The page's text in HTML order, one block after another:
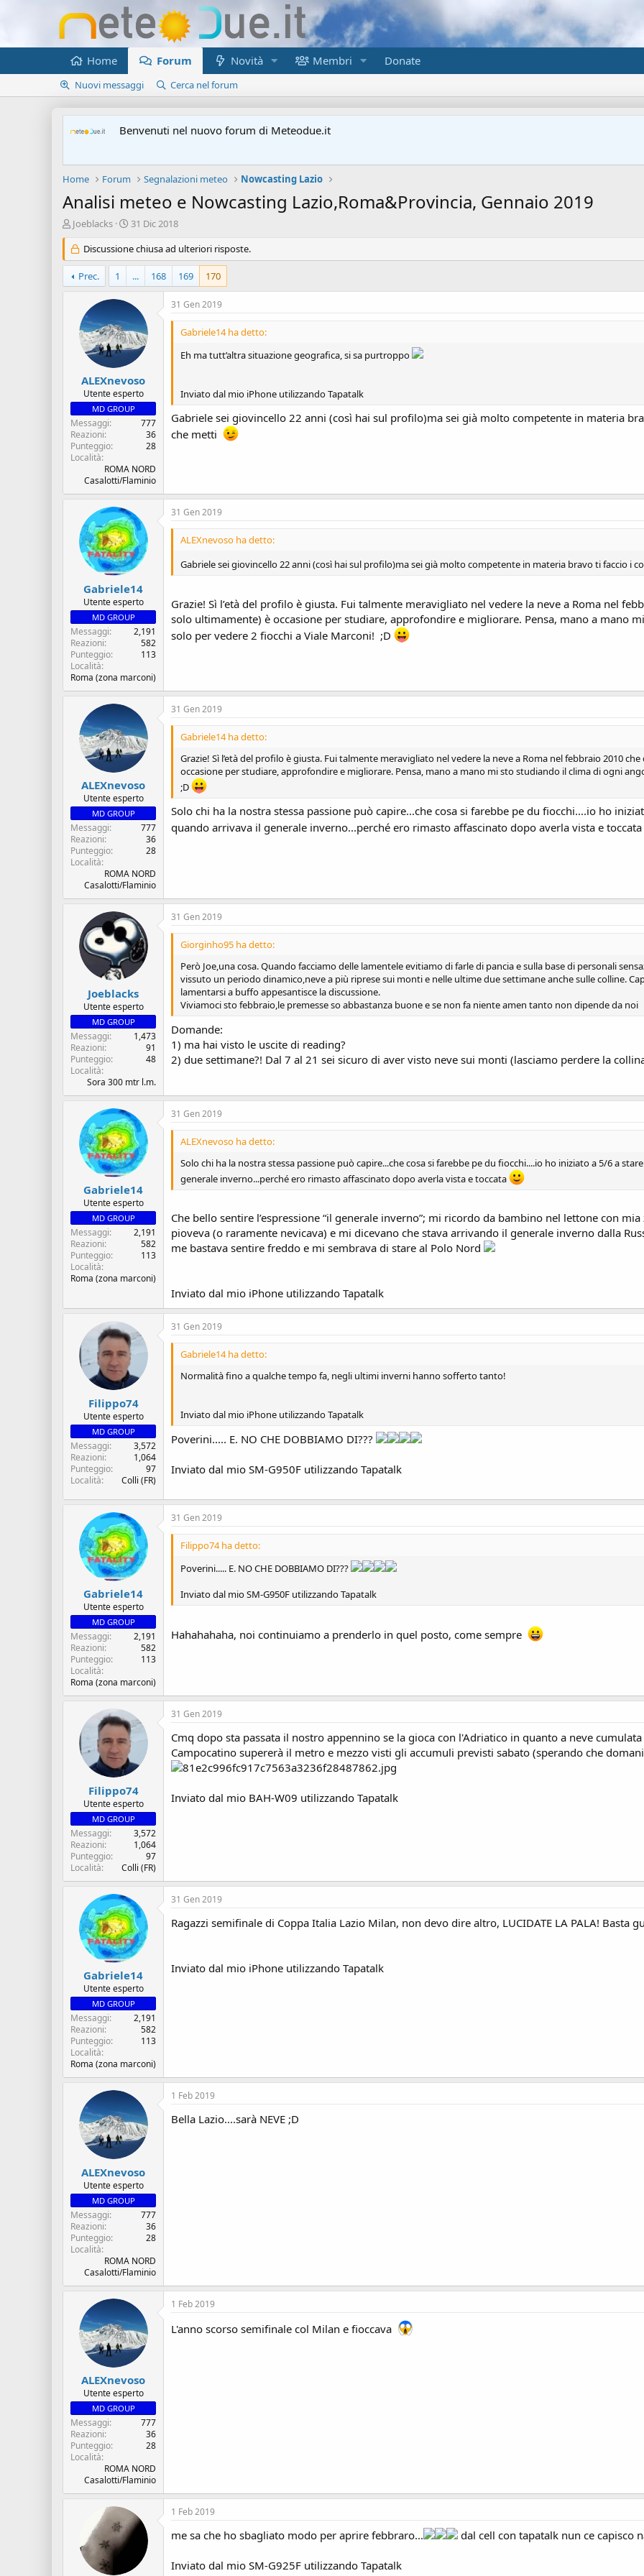
Home Forum Novità Membri Donate
Nuovi messaggi Cerca nel forum
Benvenuti nel nuovo forum di Meteodue.it
Home Forum Segnalazioni meteo Nowcasting Lazio
Analisi meteo e Nowcasting Lazio,Roma&Provincia, Gennaio 2019
A
t
o
r
e
o
n
e
Joeblacks
D
t
a
'
i
z
i
o
31 Dic 2018
Discussione chiusa ad ulteriori risposte.
Prec. 1 ... 168 169 170
ALEXnevoso
Utente esperto
MD GROUP
Messaggi
777
Reazioni
36
Punteggio
28
Località
ROMA NORD
Casalotti/Flaminio
31 Gen 2019
Gabriele14 ha detto:
Eh ma tutt’altra situazione geografica, si sa purtroppo
Inviato dal mio iPhone utilizzando Tapatalk
Gabriele sei giovincello 22 anni (così hai sul profilo)ma sei già molto competente in materia
che metti
Gabriele14
Utente esperto
MD GROUP
Messaggi
2,191
Reazioni
582
Punteggio
113
Località
Roma (zona marconi)
31 Gen 2019
ALEXnevoso ha detto:
Gabriele sei giovincello 22 anni (così hai sul profilo)ma sei già molto competente in materia bravo ti faccio i
Grazie! Sì l’età del profilo è giusta. Fui talmente meravigliato nel vedere la neve a Roma nel
solo ultimamente) è occasione per studiare, approfondire e migliorare. Pensa, mano a mano
solo per vedere 2 fiocchi a Viale Marconi! ;D
ALEXnevoso
Utente esperto
MD GROUP
Messaggi
777
Reazioni
36
Punteggio
28
Località
ROMA NORD
Casalotti/Flaminio
31 Gen 2019
Gabriele14 ha detto:
Grazie! Sì l’età del profilo è giusta. Fui talmente meravigliato nel vedere la neve a Roma nel febbraio 2010
occasione per studiare, approfondire e migliorare. Pensa, mano a mano mi sto studiando il clima di ogni
;D
Solo chi ha la nostra stessa passione può capire...che cosa si farebbe pe du fiocchi....io ho
quando arrivava il generale inverno...perché ero rimasto affascinato dopo averla vista e toccata
Joeblacks
Utente esperto
MD GROUP
Messaggi
1,473
Reazioni
91
Punteggio
48
Località
Sora 300 mtr l.m.
31 Gen 2019
Giorginho95 ha detto:
Però Joe,una cosa. Quando facciamo delle lamentele evitiamo di farle di pancia e sulla base di personali
vissuto un periodo dinamico,neve a più riprese sui monti e nelle ultime due settimane anche sulle colline.
lamentarsi a buffo appesantisce la discussione.
Viviamoci sto febbraio,le premesse so abbastanza buone e se non fa niente amen tanto non dipende da noi
Domande:
1) ma hai visto le uscite di reading?
2) due settimane?! Dal 7 al 21 sei sicuro di aver visto neve sui monti (lasciamo perdere la
Gabriele14
Utente esperto
MD GROUP
Messaggi
2,191
Reazioni
582
Punteggio
113
Località
Roma (zona marconi)
31 Gen 2019
ALEXnevoso ha detto:
Solo chi ha la nostra stessa passione può capire...che cosa si farebbe pe du fiocchi....io ho iniziato a 5/6 a
generale inverno...perché ero rimasto affascinato dopo averla vista e toccata
Che bello sentire l’espressione “il generale inverno”; mi ricordo da bambino nel lettone con
pioveva (o raramente nevicava) e mi dicevano che stava arrivando il generale inverno dalla
me bastava sentire freddo e mi sembrava di stare al Polo Nord
Inviato dal mio iPhone utilizzando Tapatalk
Filippo74
Utente esperto
MD GROUP
Messaggi
3,572
Reazioni
1,064
Punteggio
97
Località
Colli (FR)
31 Gen 2019
Gabriele14 ha detto:
Normalità fino a qualche tempo fa, negli ultimi inverni hanno sofferto tanto!
Inviato dal mio iPhone utilizzando Tapatalk
Poverini..... E. NO CHE DOBBIAMO DI???
Inviato dal mio SM-G950F utilizzando Tapatalk
Gabriele14
Utente esperto
MD GROUP
Messaggi
2,191
Reazioni
582
Punteggio
113
Località
Roma (zona marconi)
31 Gen 2019
Filippo74 ha detto:
Poverini..... E. NO CHE DOBBIAMO DI???
Inviato dal mio SM-G950F utilizzando Tapatalk
Hahahahaha, noi continuiamo a prenderlo in quel posto, come sempre
Filippo74
Utente esperto
MD GROUP
Messaggi
3,572
Reazioni
1,064
Punteggio
97
Località
Colli (FR)
31 Gen 2019
Cmq dopo sta passata il nostro appennino se la gioca con l'Adriatico in quanto a neve cumulata
Campocatino supererà il metro e mezzo visti gli accumuli previsti sabato (sperando che
Inviato dal mio BAH-W09 utilizzando Tapatalk
Gabriele14
Utente esperto
MD GROUP
Messaggi
2,191
Reazioni
582
Punteggio
113
Località
Roma (zona marconi)
31 Gen 2019
Ragazzi semifinale di Coppa Italia Lazio Milan, non devo dire altro, LUCIDATE LA PALA! Basta
Inviato dal mio iPhone utilizzando Tapatalk
ALEXnevoso
Utente esperto
MD GROUP
Messaggi
777
Reazioni
36
Punteggio
28
Località
ROMA NORD
Casalotti/Flaminio
1 Feb 2019
Bella Lazio....sarà NEVE ;D
ALEXnevoso
Utente esperto
MD GROUP
Messaggi
777
Reazioni
36
Punteggio
28
Località
ROMA NORD
Casalotti/Flaminio
1 Feb 2019
L'anno scorso semifinale col Milan e fioccava
1 Feb 2019
me sa che ho sbagliato modo per aprire febbraro... dal cell con tapatalk nun ce capisco
Inviato dal mio SM-G925F utilizzando Tapatalk